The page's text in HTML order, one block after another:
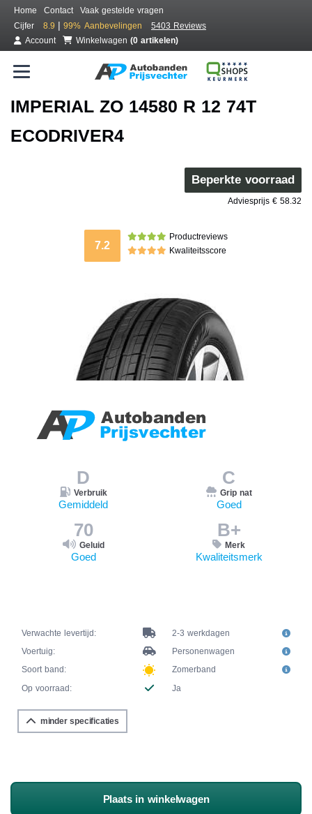
Home Contact
Vaak gestelde vragen
Cijfer
8.9 | 99% Aanbevelingen
5403 Reviews
Account
Winkelwagen (0 artikelen)
IMPERIAL ZO 14580 R 12 74T
ECODRIVER4
Beperkte voorraad
Adviesprijs € 58.32
7.2
Productreviews
Kwaliteitsscore
D
Verbruik
Gemiddeld
C
Grip nat
Goed
70
Geluid
Goed
B+
Merk
Kwaliteitsmerk
Verwachte levertijd:
2-3 werkdagen
Voertuig:
Personenwagen
Soort band:
Zomerband
Op voorraad:
Ja
minder specificaties
Plaats in winkelwagen